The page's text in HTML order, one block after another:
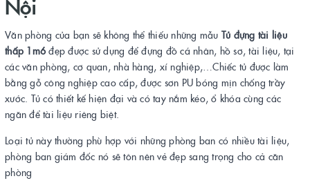
Nội
Văn phòng của bạn sẽ không thể thiếu những mẫu Tủ đựng tài liệu
thấp 1m6đẹp được sử dụng để đựng đồ cá nhân, hồ sơ, tài liệu, tại
các văn phòng, cơ quan, nhà hàng, xí nghiệp,…Chiếc tủ được làm
bằng gỗ công nghiệp cao cấp, được sơn PU bóng mịn chống trầy
xước. Tủ có thiết kế hiện đại và có tay nắm kéo, ổ khóa cùng các
ngăn để tài liệu riêng biệt.
Loại tủ này thường phù hợp với những phòng ban có nhiều tài liệu,
phòng ban giám đốc nó sẽ tôn nên vẻ đẹp sang trọng cho cả căn
phòng